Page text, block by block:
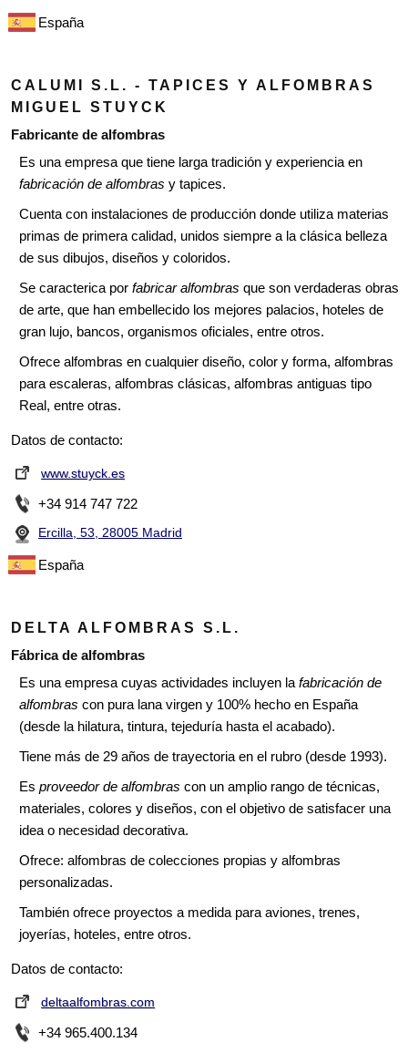
España
CALUMI S.L. - TAPICES Y ALFOMBRAS
MIGUEL STUYCK
Fabricante de alfombras
Es una empresa que tiene larga tradición y experiencia en
fabricación de alfombras y tapices.
Cuenta con instalaciones de producción donde utiliza materias
primas de primera calidad, unidos siempre a la clásica belleza
de sus dibujos, diseños y coloridos.
Se caracterica por fabricar alfombras que son verdaderas obras
de arte, que han embellecido los mejores palacios, hoteles de
gran lujo, bancos, organismos oficiales, entre otros.
Ofrece alfombras en cualquier diseño, color y forma, alfombras
para escaleras, alfombras clásicas, alfombras antiguas tipo
Real, entre otras.
Datos de contacto:
www.stuyck.es
+34 914 747 722
Ercilla, 53, 28005 Madrid
España
DELTA ALFOMBRAS S.L.
Fábrica de alfombras
Es una empresa cuyas actividades incluyen la fabricación de
alfombras con pura lana virgen y 100% hecho en España
(desde la hilatura, tintura, tejeduría hasta el acabado).
Tiene más de 29 años de trayectoria en el rubro (desde 1993).
Es proveedor de alfombras con un amplio rango de técnicas,
materiales, colores y diseños, con el objetivo de satisfacer una
idea o necesidad decorativa.
Ofrece: alfombras de colecciones propias y alfombras
personalizadas.
También ofrece proyectos a medida para aviones, trenes,
joyerías, hoteles, entre otros.
Datos de contacto:
deltaalfombras.com
+34 965.400.134